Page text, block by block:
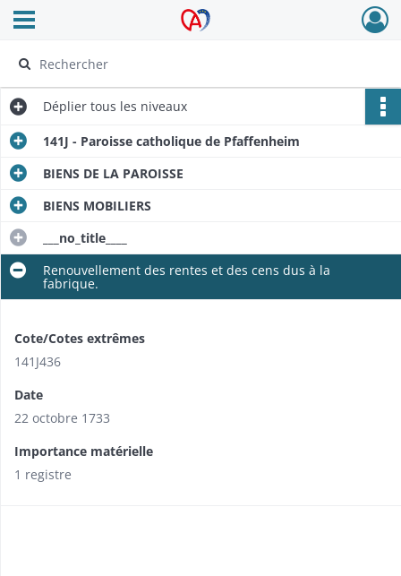
Archives Alsace - Colmar
Ouvrir le menu déroulant
Déplier tous les niveaux
141J - Paroisse catholique de Pfaffenheim
BIENS DE LA PAROISSE
BIENS MOBILIERS
___no_title____
Renouvellement des rentes et des cens dus à la
fabrique.
Cote/Cotes extrêmes
141J436
Date
22 octobre 1733
Importance matérielle
1 registre